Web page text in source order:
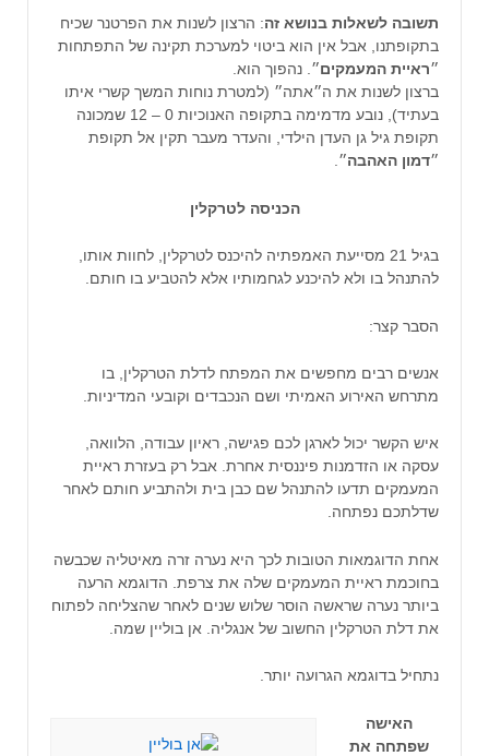
תשובה לשאלות בנושא זה: הרצון לשנות את הפרטנר שכיח
בתקופתנו, אבל אין הוא ביטוי למערכת תקינה של התפתחות
״ראיית המעמקים״. נהפוך הוא.
ברצון לשנות את ה״אתה״ (למטרת נוחות המשך קשרי איתו
בעתיד), נובע מדמימה בתקופה האנוכיות 0 – 12 שמכונה
תקופת גיל גן העדן הילדי, והעדר מעבר תקין אל תקופת
״דמון האהבה״.
הכניסה לטרקלין
בגיל 21 מסייעת האמפתיה להיכנס לטרקלין, לחוות אותו,
להתנהל בו ולא להיכנע לגחמותיו אלא להטביע בו חותם.
הסבר קצר:
אנשים רבים מחפשים את המפתח לדלת הטרקלין, בו
מתרחש האירוע האמיתי ושם הנכבדים וקובעי המדיניות.
איש הקשר יכול לארגן לכם פגישה, ראיון עבודה, הלוואה,
עסקה או הזדמנות פיננסית אחרת. אבל רק בעזרת ראיית
המעמקים תדעו להתנהל שם כבן בית ולהתביע חותם לאחר
שדלתכם נפתחה.
אחת הדוגמאות הטובות לכך היא נערה זרה מאיטליה שכבשה
בחוכמת ראיית המעמקים שלה את צרפת. הדוגמא הרעה
ביותר נערה שראשה הוסר שלוש שנים לאחר שהצליחה לפתוח
את דלת הטרקלין החשוב של אנגליה. אן בוליין שמה.
נתחיל בדוגמא הגרועה יותר.
האישה
שפתחה את